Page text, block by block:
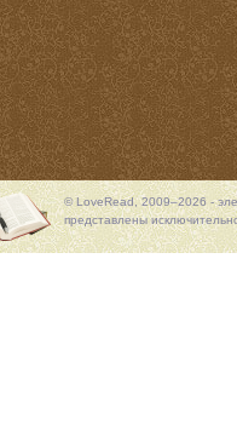
© LoveRead, 2009–2026 -
представлены